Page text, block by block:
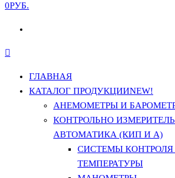
0РУБ.
ГЛАВНАЯ
КАТАЛОГ ПРОДУКЦИИNEW!
АНЕМОМЕТРЫ И
КОНТРОЛЬНО
АВТОМАТИКА (КИП И А)
СИСТЕМЫ
ТЕМПЕРАТУРЫ